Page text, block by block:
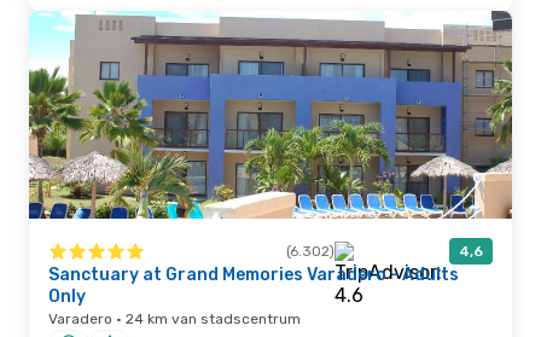
(6.302) 4,6
Sanctuary at Grand Memories Varadero - Adults
Only
Varadero · 24 km van stadscentrum